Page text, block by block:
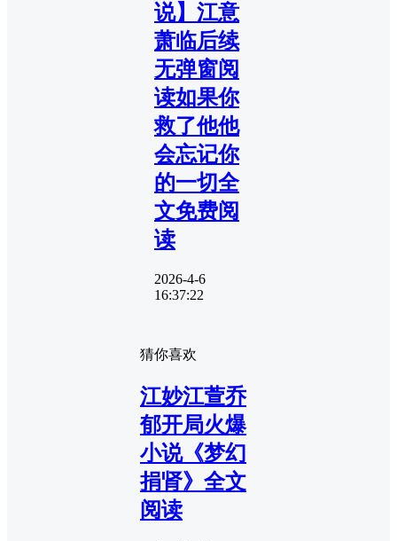
说】江意
萧临后续
无弹窗阅
读如果你
救了他他
会忘记你
的一切全
文免费阅
读
2026-4-6
16:37:22
猜你喜欢
江妙江萱乔
郁开局火爆
小说《梦幻
捐肾》全文
阅读